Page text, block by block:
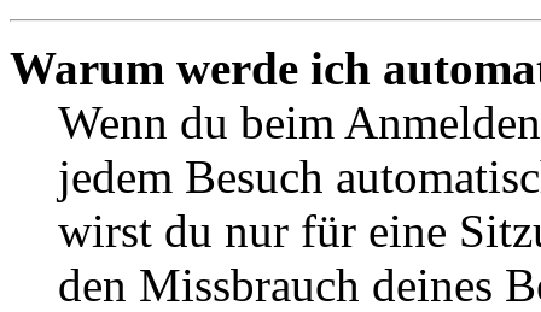
Warum werde ich
Wenn du beim
jedem Besuch
wirst du nur für eine
den Missbrauch deines